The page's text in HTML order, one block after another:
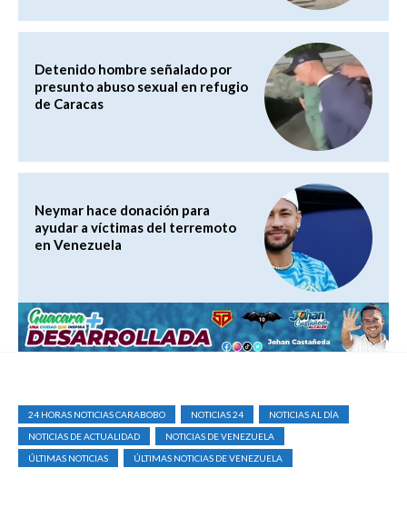
Detenido hombre señalado por
presunto abuso sexual en refugio
de Caracas
Neymar hace donación para
ayudar a víctimas del terremoto
en Venezuela
24 HORAS NOTICIAS CARABOBO NOTICIAS 24
NOTICIAS AL DÍA
NOTICIAS DE ACTUALIDAD
NOTICIAS DE VENEZUELA
ÚLTIMAS NOTICIAS
ÚLTIMAS NOTICIAS DE VENEZUELA